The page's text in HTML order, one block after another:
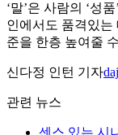
‘말’은 사람의 ‘성
인에서도 품격있는
준을 한층 높여줄
신다정 인턴 기자
관련 뉴스